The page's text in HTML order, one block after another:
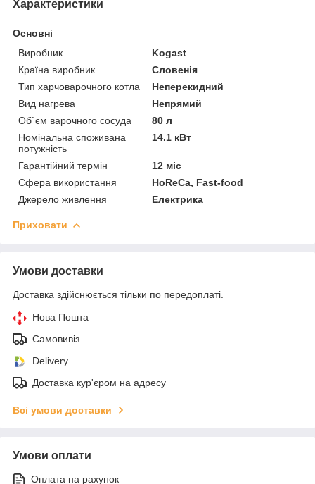
Характеристики
Основні
Виробник
Kogast
Країна виробник
Словенія
Тип харчоварочного котла
Неперекидний
Вид нагрева
Непрямий
Об`єм варочного сосуда
80 л
Номінальна споживана
потужність
14.1 кВт
Гарантійний термін
12 міс
Сфера використання
HoReCa, Fast-food
Джерело живлення
Електрика
Приховати
Умови доставки
Доставка здійснюється тільки по передоплаті.
Нова Пошта
Самовивіз
Delivery
Доставка кур'єром на адресу
Всі умови доставки
Умови оплати
Оплата на рахунок